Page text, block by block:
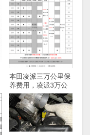
本田凌派三万公里保
养费用，凌派3万公
里保养项目